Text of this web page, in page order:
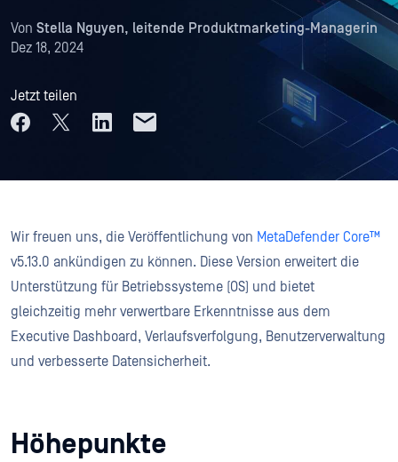
Von Stella Nguyen, leitende Produktmarketing-Managerin
Dez 18, 2024
Jetzt teilen
Wir freuen uns, die Veröffentlichung von MetaDefender Core™
v5.13.0 ankündigen zu können. Diese Version erweitert die
Unterstützung für Betriebssysteme (OS) und bietet
gleichzeitig mehr verwertbare Erkenntnisse aus dem
Executive Dashboard, Verlaufsverfolgung, Benutzerverwaltung
und verbesserte Datensicherheit.
Höhepunkte